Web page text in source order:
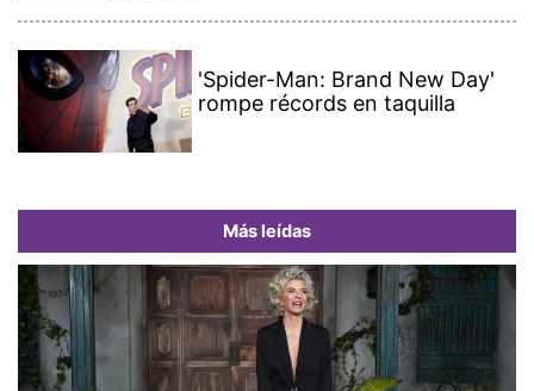
'Spider-Man: Brand New Day'
rompe récords en taquilla
Más leídas